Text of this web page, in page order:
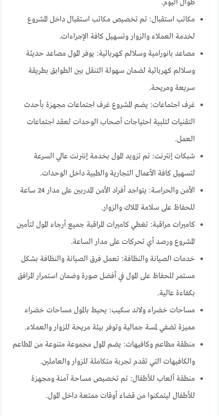
طوال اليوم.
مكاتب استقبال: تم تخصيص مكاتب استقبال داخل المشروع
لخدمة العملاء والزوار وتسهيل كافة الإجراءات.
مصاعد بانورامية وسلالم كهربائية: يوفر المول مصاعد حديثة
وسلالم كهربائية لضمان سهولة التنقل بين الطوابق بطريقة
سريعة ومريحة.
غرف اجتماعات: يضم المشروع غرف اجتماعات مجهزة بأحدث
التقنيات لتلبية احتياجات أصحاب الوحدات لعقد اجتماعات
العمل.
شبكات إنترنت: تم تزويد المول بخدمة إنترنت عالي السرعة
لتسهيل كافة الأعمال التجارية والطبية داخل الوحدات.
الأمن والحراسة: يتواجد أفراد الأمن المدربين على مدار 24 ساعة
للحفاظ على سلامة الملاك والزوار.
كاميرات مراقبة: تغطي كاميرات المراقبة جميع أرجاء المول لتأمين
المشروع ورصد أي تحركات على مدار الساعة.
خدمات الصيانة والنظافة: تعمل فرق الصيانة والنظافة بشكل
مستمر للحفاظ على المول في أفضل صورة وضمان استمرار المرافق
بكفاءة عالية.
مساحات خضراء ولاند سكيب: يحيط بالمول مساحات خضراء
مميزة تضفي لمسة جمالية وتوفر بيئة مريحة للزوار والعملاء.
منطقة مطاعم وكافيهات: يضم المول مجموعة متنوعة من المطاعم
والكافيهات التي تقدم تجربة متكاملة للزوار والعاملين.
منطقة ألعاب للأطفال: تم تخصيص مساحة آمنة ومجهزة
للأطفال ليتمكنوا من قضاء أوقات ممتعة داخل المول.